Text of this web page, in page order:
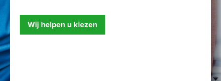
Wij helpen u kiezen